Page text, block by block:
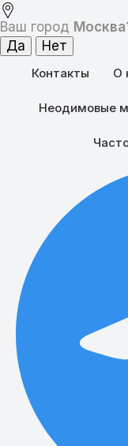
Ваш город Москва
Контакты О
Неодимовые